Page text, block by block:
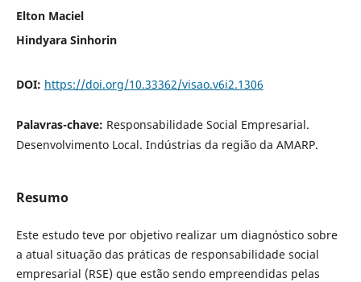
Elton Maciel
Hindyara Sinhorin
DOI: https://doi.org/10.33362/visao.v6i2.1306
Palavras-chave: Responsabilidade Social Empresarial.
Desenvolvimento Local. Indústrias da região da AMARP.
Resumo
Este estudo teve por objetivo realizar um diagnóstico sobre
a atual situação das práticas de responsabilidade social
empresarial (RSE) que estão sendo empreendidas pelas